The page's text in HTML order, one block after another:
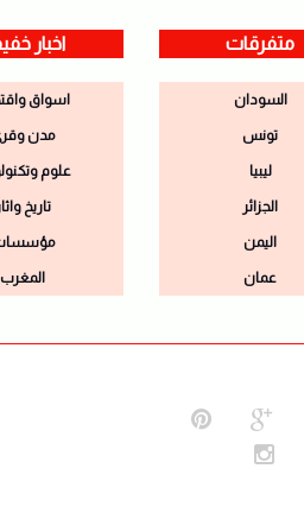
متفرقات
السودان
تونس
ليبيا
الجزائر
اليمن
عمان
اخبار
اسواق
مدن
علوم
تاريخ
المغرب